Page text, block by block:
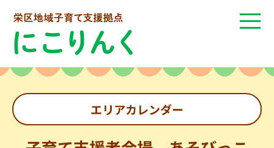
エリアカレンダー